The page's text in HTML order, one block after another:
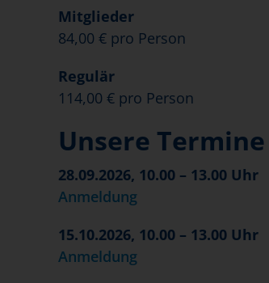
Mitglieder
84,00 € pro Person
Regulär
114,00 € pro Person
Unsere Termine
28.09.2026, 10.00 – 13.00 Uhr
Anmeldung
15.10.2026, 10.00 – 13.00 Uhr
Anmeldung